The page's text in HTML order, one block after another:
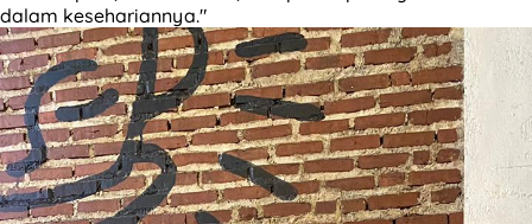
dalam kesehariannya."